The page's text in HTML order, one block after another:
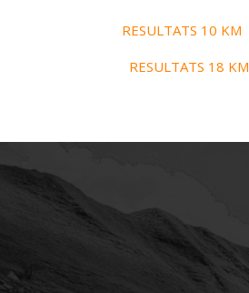
RESULTATS 10 KM
RESULTATS 18 KM